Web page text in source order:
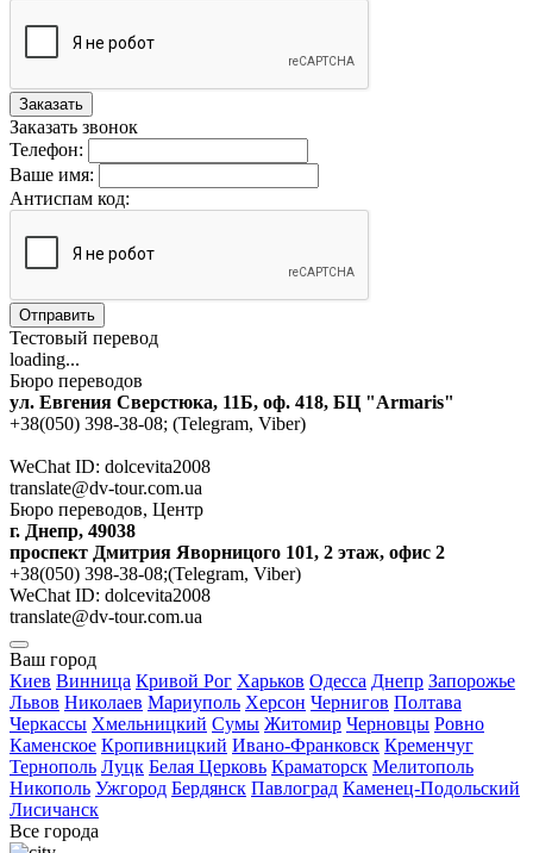
Заказать
Заказать звонок
Телефон:
Ваше имя:
Антиспам код:
Отправить
Тестовый перевод
loading...
Бюро переводов
ул. Евгения Сверстюка, 11Б, оф. 418, БЦ "Armaris"
+38(050) 398-38-08; (Telegram, Viber)
WeChat ID: dolcevita2008
translate@dv-tour.com.ua
Бюро переводов, Центр
г. Днепр, 49038
проспект Дмитрия Яворницого 101, 2 этаж, офис 2
+38(050) 398-38-08;(Telegram, Viber)
WeChat ID: dolcevita2008
translate@dv-tour.com.ua
Ваш город
Киев Винница Кривой Рог Харьков Одесса Днепр Запорожье
Львов Николаев Мариуполь Херсон Чернигов Полтава
Черкассы Хмельницкий Сумы Житомир Черновцы Ровно
Каменское Кропивницкий Ивано-Франковск Кременчуг
Тернополь Луцк Белая Церковь Краматорск Мелитополь
Никополь Ужгород Бердянск Павлоград Каменец-Подольский
Лисичанск
Все города